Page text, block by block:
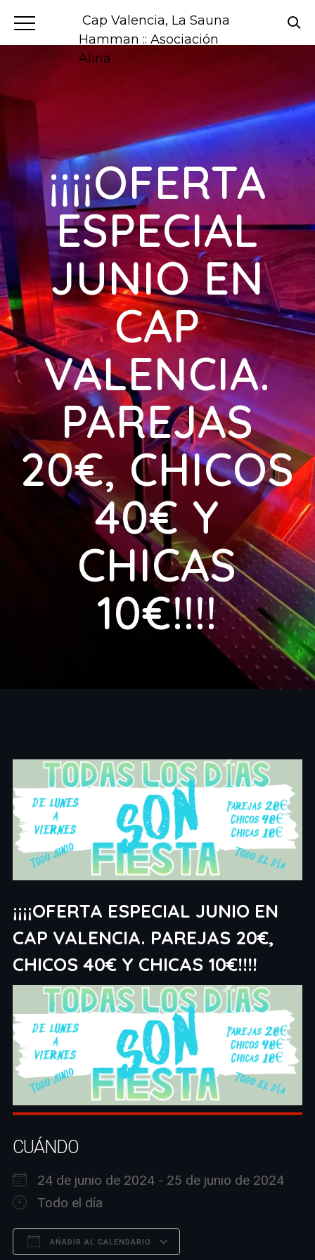
Cap Valencia, La Sauna
Hamman :: Asociación
Alina
¡¡¡¡OFERTA
ESPECIAL
JUNIO EN
CAP
VALENCIA.
PAREJAS
20€, CHICOS
40€ Y
CHICAS
10€!!!!
¡¡¡¡OFERTA ESPECIAL JUNIO EN
CAP VALENCIA. PAREJAS 20€,
CHICOS 40€ Y CHICAS 10€!!!!
CUÁNDO
24 de junio de 2024 - 25 de junio de 2024
Todo el día
AÑADIR AL CALENDARIO